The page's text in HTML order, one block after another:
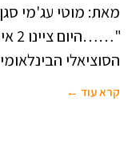
מאת: מוטי עג'מי
הסוציאלי
קרא עוד ←